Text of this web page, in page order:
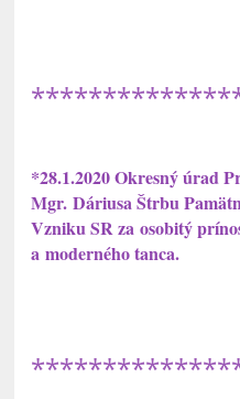
*28.1.2020 Okresný úrad
Mgr. Dáriusa Štrbu
Vzniku SR za osobitý
a moderného tanca.